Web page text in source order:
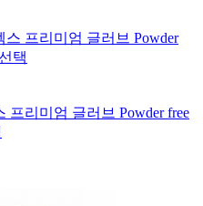
리미엄 글러브 Powder free